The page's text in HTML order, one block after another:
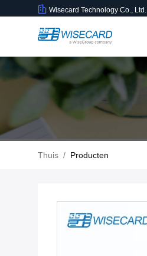
Wisecard Technology Co., Ltd.
Thuis / Producten